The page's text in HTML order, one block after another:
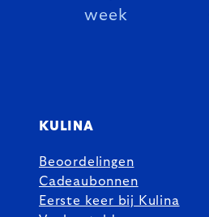
week
KULINA
Beoordelingen
Cadeaubonnen
Eerste keer bij Kulina